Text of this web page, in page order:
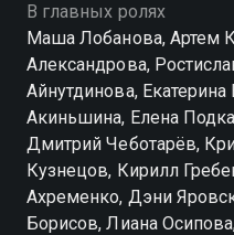
специального отдела
Холодная, решительная
своим напарником
молодых обладателей
допустить, чтобы тайна
обычным людям и
сериал «Наследники.
качестве вы можете в
В главных ролях
Маша Лобанова, Артем
Александрова,
Айнутдинова,
Акиньшина, Елена
Дмитрий Чеботарёв,
Кузнецов, Кирилл
Ахременко, Дэни
Борисов, Лиана